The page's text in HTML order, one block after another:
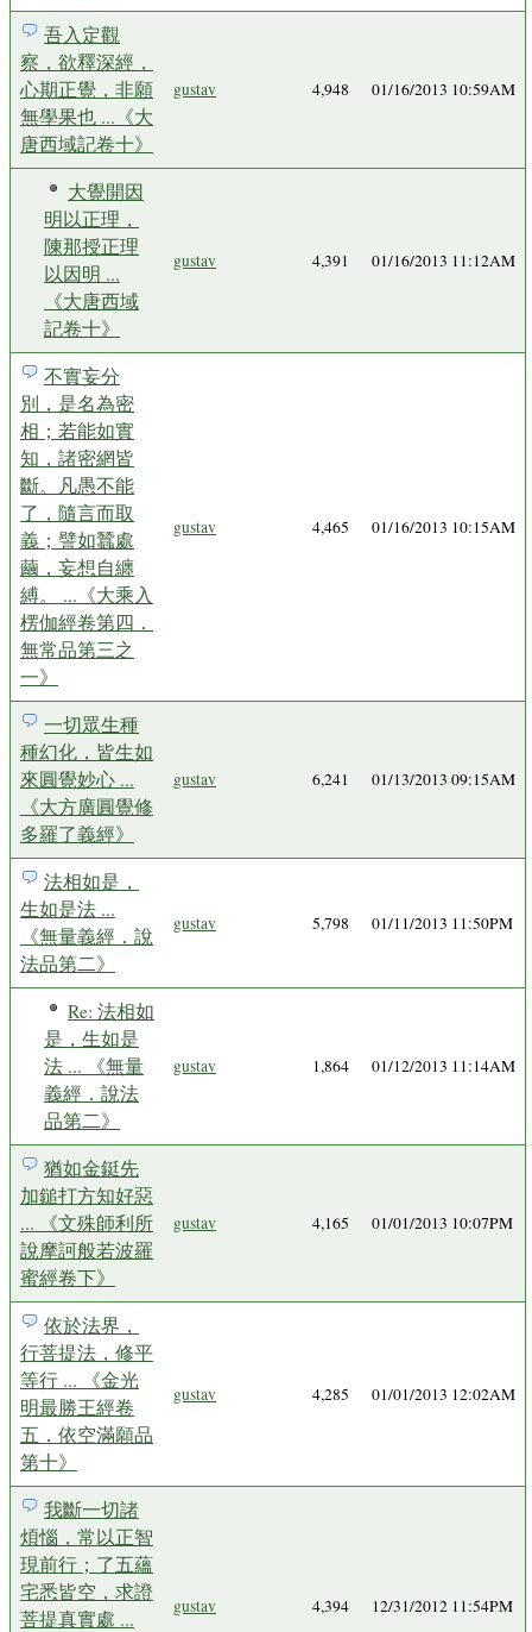
吾入定觀
察，欲釋深經，
心期正覺，非願
無學果也 ...《大
唐西域記卷十》
gustav 4,948 01/16/2013 10:59AM
大覺開因
明以正理，
陳那授正理
以因明 ...
《大唐西域
記卷十》
gustav 4,391 01/16/2013 11:12AM
不實妄分
別，是名為密
相；若能如實
知，諸密網皆
斷。凡愚不能
了，隨言而取
義；譬如蠶處
繭，妄想自纏
縛。 ...《大乘入
楞伽經卷第四．
無常品第三之
一》
gustav 4,465 01/16/2013 10:15AM
一切眾生種
種幻化，皆生如
來圓覺妙心 ...
《大方廣圓覺修
多羅了義經》
gustav 6,241 01/13/2013 09:15AM
法相如是，
生如是法 ...
《無量義經．說
法品第二》
gustav 5,798 01/11/2013 11:50PM
Re: 法相如
是，生如是
法 ... 《無量
義經．說法
品第二》
gustav 1,864 01/12/2013 11:14AM
猶如金鋌先
加鎚打方知好惡
... 《文殊師利所
說摩訶般若波羅
蜜經卷下》
gustav 4,165 01/01/2013 10:07PM
依於法界，
行菩提法，修平
等行 ... 《金光
明最勝王經卷
五．依空滿願品
第十》
gustav 4,285 01/01/2013 12:02AM
我斷一切諸
煩惱，常以正智
現前行；了五蘊
宅悉皆空，求證
菩提真實處 ...
gustav 4,394 12/31/2012 11:54PM